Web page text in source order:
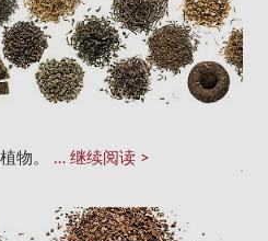
物。 继续阅读